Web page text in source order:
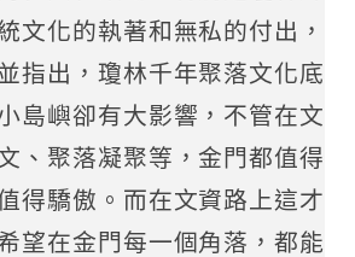
文化的執著和無私的付出，
指出，瓊林千年聚落文化底
島嶼卻有大影響，不管在文
、聚落凝聚等，金門都值得
得驕傲。而在文資路上這才
望在金門每一個角落，都能